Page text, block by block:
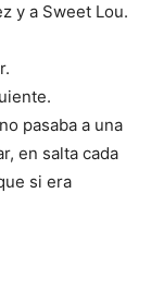
y a Sweet Lou.
pasaba a una
en salta cada
si era